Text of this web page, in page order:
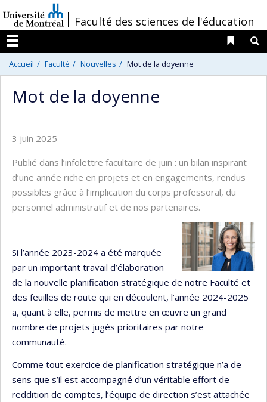
au
contenu
/Faculté des sciences de l'éducation
Menu
Liens
Accueil Faculté Nouvelles Mot de la doyenne
Mot de la doyenne
3 juin 2025
Publié dans l’infolettre facultaire de juin : un bilan inspirant
d’une année riche en projets et en engagements, rendus
possibles grâce à l’implication du corps professoral, du
personnel administratif et de nos partenaires.
Si l’année 2023-2024 a été marquée
par un important travail d’élaboration
de la nouvelle planification stratégique de notre Faculté et
des feuilles de route qui en découlent, l’année 2024-2025
a, quant à elle, permis de mettre en œuvre un grand
nombre de projets jugés prioritaires par notre
communauté.
Comme tout exercice de planification stratégique n’a de
sens que s’il est accompagné d’un véritable effort de
reddition de comptes, l’équipe de direction s’est attachée